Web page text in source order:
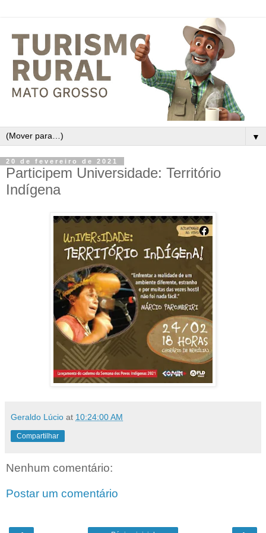
▼
20 de fevereiro de 2021
Participem Universidade: Território
Indígena
Geraldo Lúcio at 10:24:00 AM
Compartilhar
Nenhum comentário:
Postar um comentário